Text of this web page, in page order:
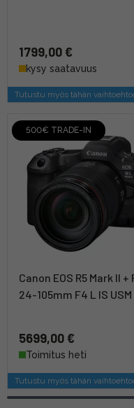
1799,00 €
kysy saatavuus
Tutustu myös tähän
500€ TRADE-IN
Canon EOS R5 Mark II +
24-105mm F4 L IS
5699,00 €
Toimitus heti
Tutustu myös tähän